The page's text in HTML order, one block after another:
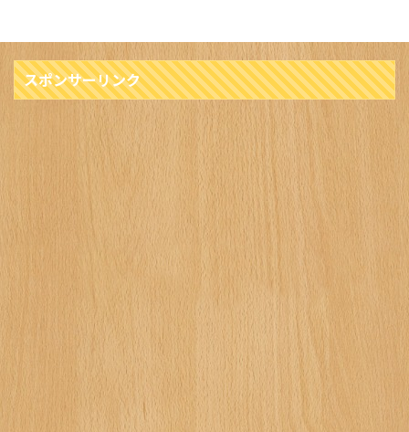
スポンサーリンク